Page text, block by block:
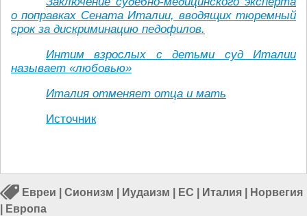
о поправках Сената Италии, вводящих тюремный
срок за дискриминацию педофилов.
Интим взрослых с детьми суд Италии
называет «любовью»
Италия отменяет отца и мать
Источник
Евреи Сионизм Иудаизм ЕС Италия
Норвегия
Европа